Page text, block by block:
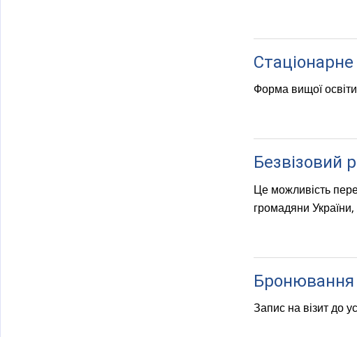
Форма вищої
Безвізовий
Це можливість
громадяни
Бронювання
Запис на візит до